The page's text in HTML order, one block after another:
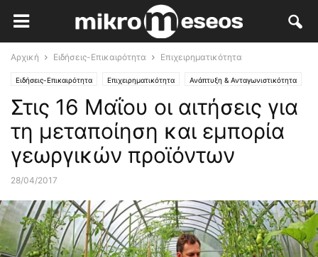
Αρχική Ειδήσεις-Επικαιρότητα Επιχειρηματικότητα
Ειδήσεις-Επικαιρότητα Επιχειρηματικότητα Ανάπτυξη & Ανταγωνιστικότητα
Στις 16 Μαΐου οι αιτήσεις για
τη μεταποίηση και εμπορία
γεωργικών προϊόντων
28/04/2017